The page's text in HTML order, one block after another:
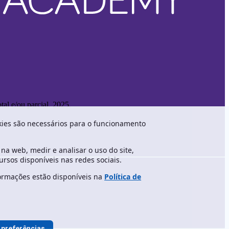
e/ou parcial. 2025.
são necessários para o funcionamento
web, medir e analisar o uso do site,
disponíveis nas redes sociais.
estão disponíveis na Política de